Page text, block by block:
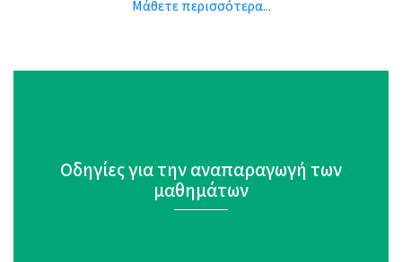
Μάθετε περισσότερα...
Οδηγίες για την αναπαραγωγή των
μαθημάτων